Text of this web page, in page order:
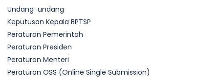
Undang-undang
Keputusan Kepala BPTSP
Peraturan Pemerintah
Peraturan Presiden
Peraturan Menteri
Peraturan OSS (Online Single Submission)